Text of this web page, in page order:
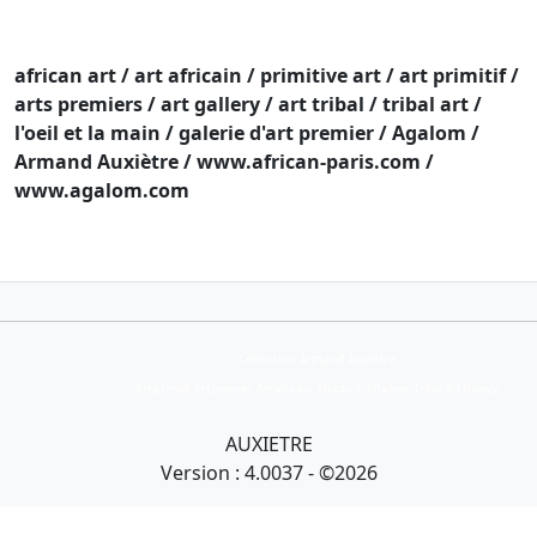
african art / art africain / primitive art / art primitif /
arts premiers / art gallery / art tribal / tribal art /
l'oeil et la main / galerie d'art premier / Agalom /
Armand Auxiètre / www.african-paris.com /
www.agalom.com
AUXIETRE
Version : 4.0037 - ©2026